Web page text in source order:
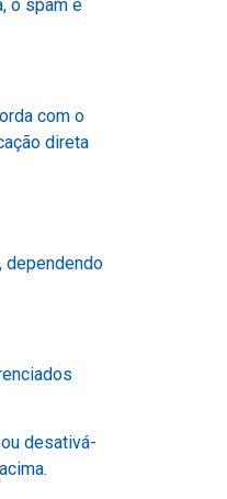
o spam é
com o
direta
dependendo
desativá-